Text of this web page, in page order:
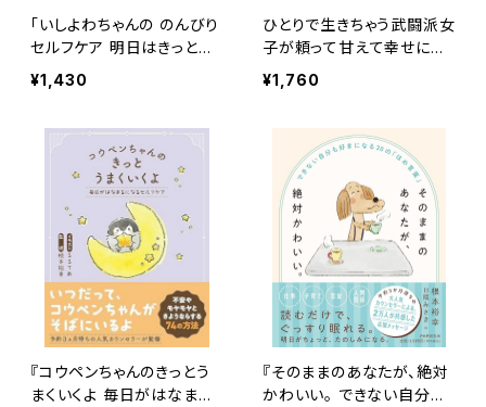
「いしよわちゃんの のんびり
セルフケア 明日はきっとう
まくいく」（リベラル社）
¥1,430
ひとりで生きちゃう武闘派女
子が頼って甘えて幸せにな
る50のトレーニング: 「頑張
らないこと」を頑張りたいあ
¥1,760
『コウペンちゃんのきっとう
まくいくよ 毎日がはなまる
『そのままのあなたが、絶対
かわいい。 できない自分も